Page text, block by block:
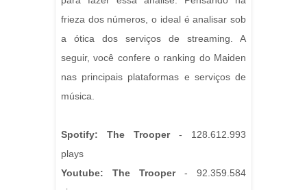
frieza dos números, o ideal é analisar sob
a ótica dos serviços de streaming. A
seguir, você confere o ranking do Maiden
nas principais plataformas e serviços de
música.
Spotify: The Trooper- 128.612.993
plays
Youtube: The Trooper- 92.359.584